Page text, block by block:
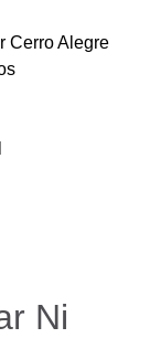
Cerro Alegre
Ni